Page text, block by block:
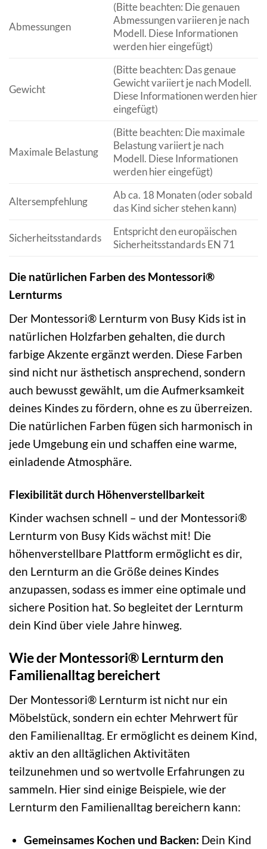
Abmessungen
(Bitte beachten: Die genauen
Abmessungen variieren je nach
Modell. Diese Informationen
werden hier eingefügt)
Gewicht
(Bitte beachten: Das genaue
Gewicht variiert je nach Modell.
Diese Informationen werden hier
eingefügt)
Maximale Belastung
(Bitte beachten: Die maximale
Belastung variiert je nach
Modell. Diese Informationen
werden hier eingefügt)
Altersempfehlung
Ab ca. 18 Monaten (oder sobald
das Kind sicher stehen kann)
Sicherheitsstandards
Entspricht den europäischen
Sicherheitsstandards EN 71
Die natürlichen Farben des Montessori®
Lernturms
Der Montessori® Lernturm von Busy Kids ist in
natürlichen Holzfarben gehalten, die durch
farbige Akzente ergänzt werden. Diese Farben
sind nicht nur ästhetisch ansprechend, sondern
auch bewusst gewählt, um die Aufmerksamkeit
deines Kindes zu fördern, ohne es zu überreizen.
Die natürlichen Farben fügen sich harmonisch in
jede Umgebung ein und schaffen eine warme,
einladende Atmosphäre.
Flexibilität durch Höhenverstellbarkeit
Kinder wachsen schnell – und der Montessori®
Lernturm von Busy Kids wächst mit! Die
höhenverstellbare Plattform ermöglicht es dir,
den Lernturm an die Größe deines Kindes
anzupassen, sodass es immer eine optimale und
sichere Position hat. So begleitet der Lernturm
dein Kind über viele Jahre hinweg.
Wie der Montessori® Lernturm den
Familienalltag bereichert
Der Montessori® Lernturm ist nicht nur ein
Möbelstück, sondern ein echter Mehrwert für
den Familienalltag. Er ermöglicht es deinem Kind,
aktiv an den alltäglichen Aktivitäten
teilzunehmen und so wertvolle Erfahrungen zu
sammeln. Hier sind einige Beispiele, wie der
Lernturm den Familienalltag bereichern kann:
Gemeinsames Kochen und Backen: Dein Kind